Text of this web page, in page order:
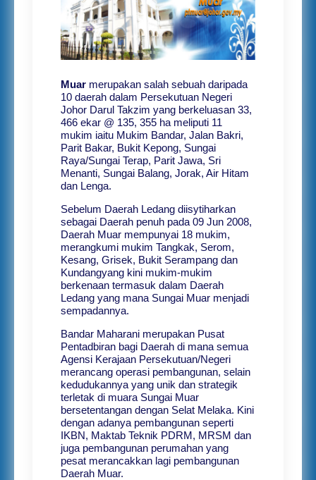
Muar merupakan salah sebuah daripada
10 daerah dalam Persekutuan Negeri
Johor Darul Takzim yang berkeluasan 33,
466 ekar @ 135, 355 ha meliputi 11
mukim iaitu Mukim Bandar, Jalan Bakri,
Parit Bakar, Bukit Kepong, Sungai
Raya/Sungai Terap, Parit Jawa, Sri
Menanti, Sungai Balang, Jorak, Air Hitam
dan Lenga.
Sebelum Daerah Ledang diisytiharkan
sebagai Daerah penuh pada 09 Jun 2008,
Daerah Muar mempunyai 18 mukim,
merangkumi mukim Tangkak, Serom,
Kesang, Grisek, Bukit Serampang dan
Kundangyang kini mukim-mukim
berkenaan termasuk dalam Daerah
Ledang yang mana Sungai Muar menjadi
sempadannya.
Bandar Maharani merupakan Pusat
Pentadbiran bagi Daerah di mana semua
Agensi Kerajaan Persekutuan/Negeri
merancang operasi pembangunan, selain
kedudukannya yang unik dan strategik
terletak di muara Sungai Muar
bersetentangan dengan Selat Melaka. Kini
dengan adanya pembangunan seperti
IKBN, Maktab Teknik PDRM, MRSM dan
juga pembangunan perumahan yang
pesat merancakkan lagi pembangunan
Daerah Muar.